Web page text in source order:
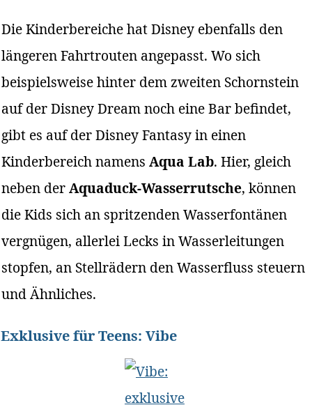
Die Kinderbereiche hat Disney ebenfalls den
längeren Fahrtrouten angepasst. Wo sich
beispielsweise hinter dem zweiten Schornstein
auf der Disney Dream noch eine Bar befindet,
gibt es auf der Disney Fantasy in einen
Kinderbereich namensAqua Lab. Hier, gleich
neben derAquaduck-Wasserrutsche, können
die Kids sich an spritzenden Wasserfontänen
vergnügen, allerlei Lecks in Wasserleitungen
stopfen, an Stellrädern den Wasserfluss steuern
und Ähnliches.
Exklusive für Teens: Vibe